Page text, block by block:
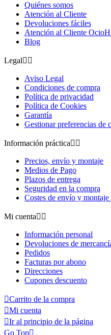
Quiénes somos
Atención al Cliente
Devoluciones fáciles
Atención al Cliente
Blog
Legal 
Aviso Legal
Condiciones de compra
Política de privacidad
Política de Cookies
Garantía
Gestionar preferencias de
Información práctica 
Precios, envío y montaje
Medios de Pago
Plazos de entrega
Seguridad en la compra
Costes de envío y
Mi cuenta 
Información personal
Devoluciones de
Pedidos
Facturas por abono
Direcciones
Cupones descuento
Carrito de la compra
Mi cuenta
Ir al principio de la página
Go Top